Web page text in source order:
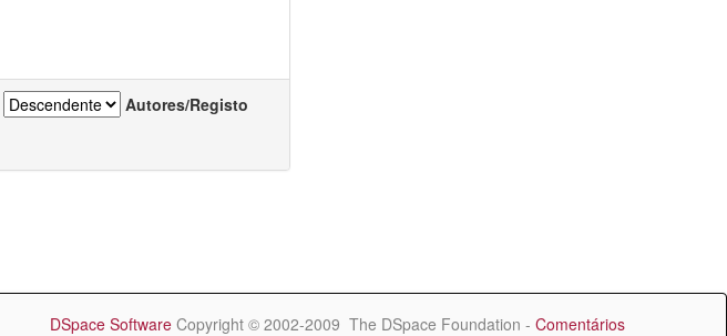
Autores/Registo
DSpace Software Copyright © 2002-2009 The DSpace Foundation - Comentários